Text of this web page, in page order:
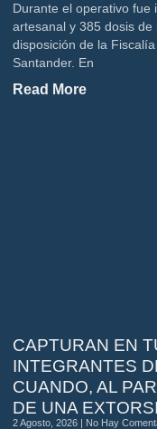
Durante el operativo fue
artesanal y 385 dosis
disposición de la
Santander. En
Read More
CAPTURAN EN
INTEGRANTES
CUANDO, AL
DE UNA
2 Agosto, 2026 No Hay